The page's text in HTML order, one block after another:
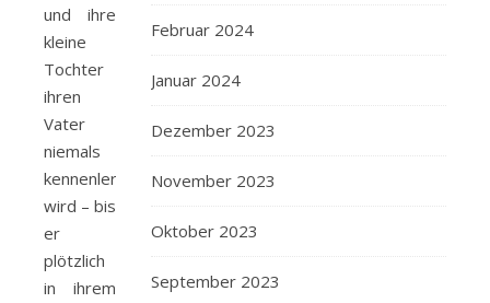
und ihre
kleine
Tochter
ihren
Vater
niemals
kennenlernen
wird – bis
er
plötzlich
in ihrem
Februar 2024
Januar 2024
Dezember 2023
November 2023
Oktober 2023
September 2023